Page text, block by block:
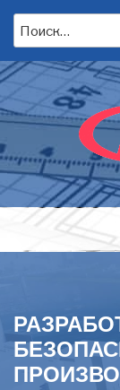
Перейти
содержимому
Искать: